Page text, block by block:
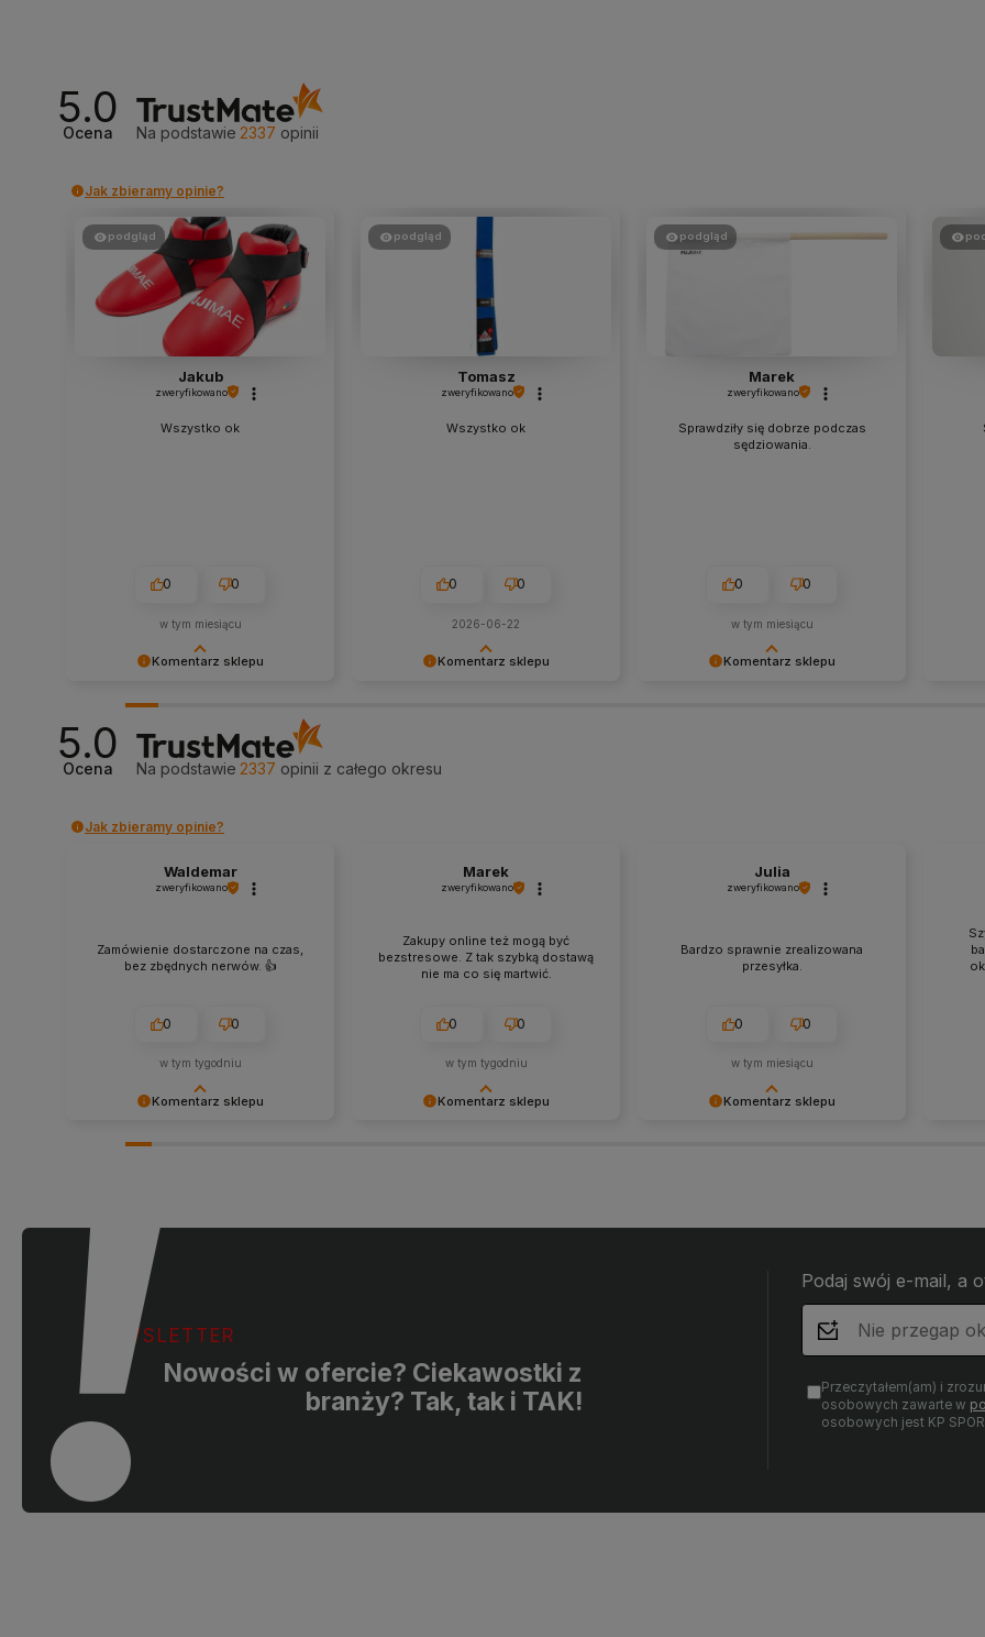
5.0
Ocena Na podstawie 2337 opinii
Jak zbieramy opinie?
Komentarz sklepu
sprostać wymaganiom klientów
takich jak Ty i jesteśmy zadowoleni,
że nam się udało. Mamy nadzieję, że
podgląd
Jakub
zweryfikowano
Wszystko ok
0 0
w tym miesiącu
Komentarz sklepu
nami Twoimi doświadczeniami. Do
podgląd
Tomasz
zweryfikowano
Wszystko ok
0 0
2026-06-22
Komentarz sklepu
podgląd
Marek
zweryfikowano
Sprawdziły się dobrze podczas
sędziowania.
0 0
w tym miesiącu
5.0
Ocena Na podstawie 2337 opinii z całego okresu
Jak zbieramy opinie?
Komentarz sklepu
Z pozdrowieniami, obsługa sklepu.
Waldemar
zweryfikowano
Zamówienie dostarczone na czas,
bez zbędnych nerwów. 👍️
0 0
w tym tygodniu
Komentarz sklepu
Marek
zweryfikowano
Zakupy online też mogą być
bezstresowe. Z tak szybką dostawą
nie ma co się martwić.
0 0
w tym tygodniu
Komentarz sklepu
Julia
zweryfikowano
Bardzo sprawnie zrealizowana
przesyłka.
0 0
w tym miesiącu
NEWSLETTER
Nowości w ofercie? Ciekawostki z
branży? Tak, tak i TAK!
Podaj swój e-mail, a
Przeczytałem(am) i
osobowych zawarte w
osobowych jest KP